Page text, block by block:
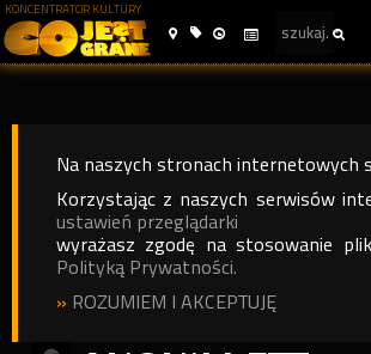
KONCENTRATOR KULTURY
Na naszych stronach internetowych
Korzystając z naszych serwisów
ustawień przeglądarki
wyrażasz zgodę na stosowanie
Polityką Prywatności.
» ROZUMIEM I AKCEPTUJĘ